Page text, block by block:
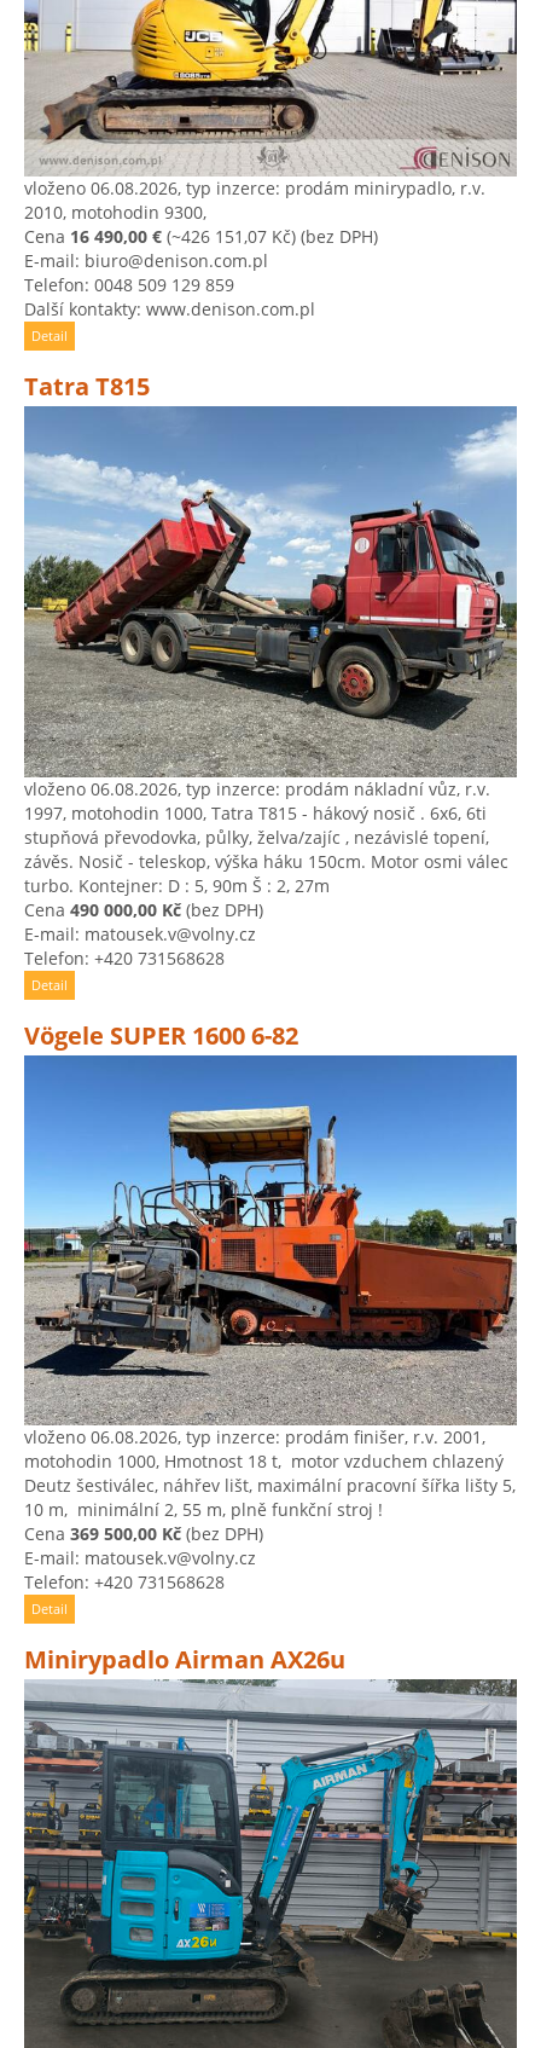
vloženo 06.08.2026, typ inzerce: prodám minirypadlo, r.v.
2010, motohodin 9300,
Cena 16 490,00 € (~426 151,07 Kč) (bez DPH)
E-mail: biuro@denison.com.pl
Telefon: 0048 509 129 859
Další kontakty: www.denison.com.pl
Detail
Tatra T815
vloženo 06.08.2026, typ inzerce: prodám nákladní vůz, r.v.
1997, motohodin 1000, Tatra T815 - hákový nosič . 6x6, 6ti
stupňová převodovka, půlky, želva/zajíc , nezávislé topení,
závěs. Nosič - teleskop, výška háku 150cm. Motor osmi válec
turbo. Kontejner: D : 5, 90m Š : 2, 27m
Cena 490 000,00 Kč (bez DPH)
E-mail: matousek.v@volny.cz
Telefon: +420 731568628
Detail
Vögele SUPER 1600 6-82
vloženo 06.08.2026, typ inzerce: prodám finišer, r.v. 2001,
motohodin 1000, Hmotnost 18 t, ​ motor vzduchem chlazený
Deutz šestiválec, ​náhřev lišt, ​maximální pracovní šířka lišty 5,
​10 m, ​ minimální 2, ​55 m, ​plně funkční stroj !
Cena 369 500,00 Kč (bez DPH)
E-mail: matousek.v@volny.cz
Telefon: +420 731568628
Detail
Minirypadlo Airman AX26u